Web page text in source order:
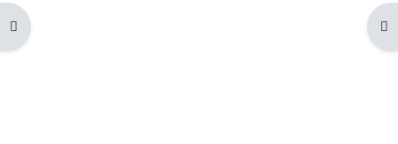
Открыть оглавление курса